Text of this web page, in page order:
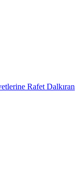
Rafet Dalkıran